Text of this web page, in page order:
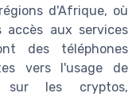
d'Afrique, où
aux services
des téléphones
vers l'usage de
sur les cryptos,